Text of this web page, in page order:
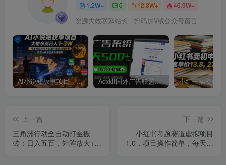
1.2W+ 0 12.3W+ 46.9W+
资源失效联系站长，扫码加V或公众号留言
AI小说短故事项目，大佬亲测月入1-3W，零基础教你用AI批量产出优质短故事，实现一稿多吃多渠道变现 Adxkit国外广告联盟系统，一天上500+广告，让你的投放更加高效简单！
上一篇
三角洲行动全自动打金搬
砖：日入五百，矩阵放大+收
下一篇
小红书考题赛道虚拟项目
1.0，项目操作简单，每天收